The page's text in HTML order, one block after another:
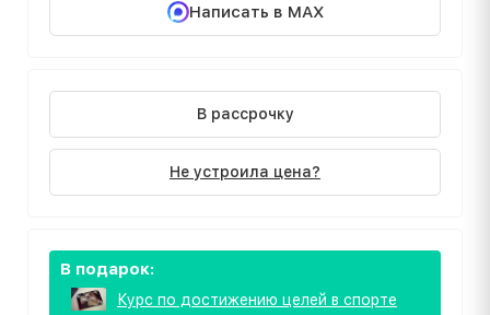
Написать в MAX
В рассрочку
Не устроила цена?
В подарок:
Курс по достижению целей в спорте